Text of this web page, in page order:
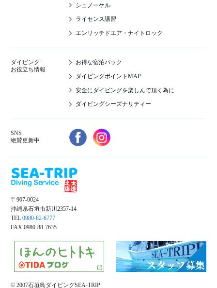
シュノーケル
ライセンス講習
エンリッチドエア・ナイトロック
ダイビング
お役立ち情報
お得な宿泊パック
ダイビングポイントMAP
安全にダイビングを楽しんで頂く為に
ダイビングシーズナリティー
SNS
絶賛更新中
〒907-0024
沖縄県石垣市新川2357-14
TEL 0980-82-6777
FAX 0980-88-7635
© 2007石垣島ダイビングSEA-TRIP